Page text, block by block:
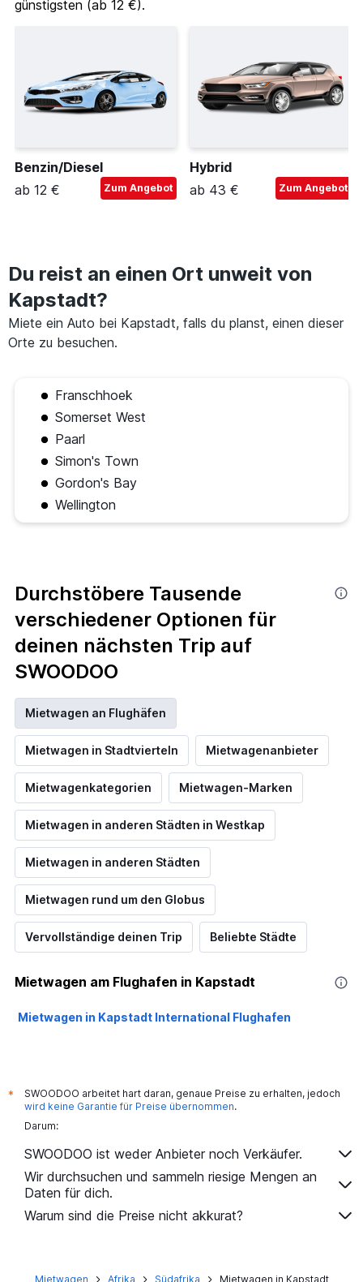
günstigsten (ab 12 €).
Benzin/Diesel
ab 12 €
Zum Angebot
Hybrid
ab 43 €
Zum Angebot
Du reist an einen Ort unweit von
Kapstadt?
Miete ein Auto bei Kapstadt, falls du planst, einen dieser
Orte zu besuchen.
Franschhoek
Somerset West
Paarl
Simon's Town
Gordon's Bay
Wellington
Durchstöbere Tausende
verschiedener Optionen für
deinen nächsten Trip auf
SWOODOO
Mietwagen an Flughäfen
Mietwagen in Stadtvierteln Mietwagenanbieter
Mietwagenkategorien Mietwagen-Marken
Mietwagen in anderen Städten in Westkap
Mietwagen in anderen Städten
Mietwagen rund um den Globus
Vervollständige deinen Trip Beliebte Städte
Mietwagen am Flughafen in Kapstadt
Mietwagen in Kapstadt International Flughafen
*
SWOODOO arbeitet hart daran, genaue Preise zu erhalten, jedoch
wird keine Garantie für Preise übernommen.
Darum:
SWOODOO ist weder Anbieter noch Verkäufer.
Wir durchsuchen und sammeln riesige Mengen an
Daten für dich.
Warum sind die Preise nicht akkurat?
Mietwagen Afrika Südafrika Mietwagen in Kapstadt